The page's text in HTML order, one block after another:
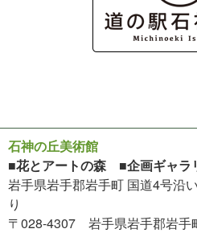
石神の丘美術館
■花とアートの森 ■企画ギャラ
岩手県岩手郡岩手町 国道4号沿
り
〒028-4307 岩手県岩手郡岩手